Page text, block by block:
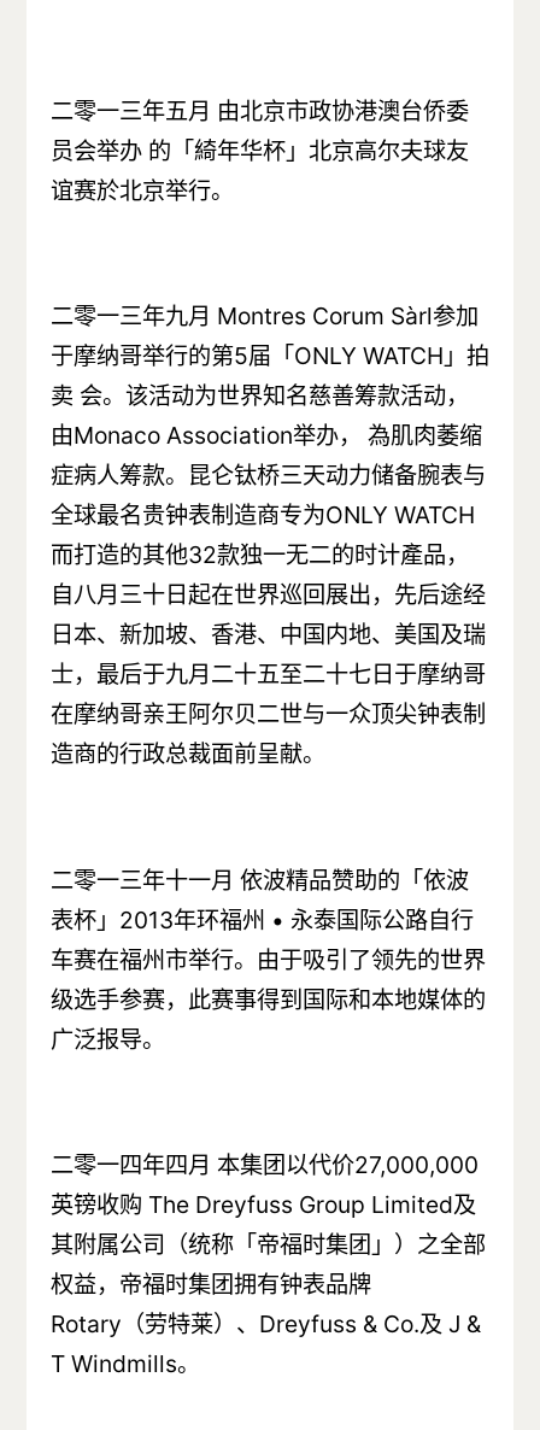
二零一三年五月 由北京市政协港澳台侨委
员会举办 的「綺年华杯」北京高尔夫球友
谊赛於北京举行。
二零一三年九月 Montres Corum Sàrl参加
于摩纳哥举行的第5届「ONLY WATCH」拍
卖 会。该活动为世界知名慈善筹款活动，
由Monaco Association举办， 為肌肉萎缩
症病人筹款。昆仑钛桥三天动力储备腕表与
全球最名贵钟表制造商专为ONLY WATCH
而打造的其他32款独一无二的时计產品，
自八月三十日起在世界巡回展出，先后途经
日本、新加坡、香港、中国内地、美国及瑞
士，最后于九月二十五至二十七日于摩纳哥
在摩纳哥亲王阿尔贝二世与一众顶尖钟表制
造商的行政总裁面前呈献。
二零一三年十一月 依波精品赞助的「依波
表杯」2013年环福州 • 永泰国际公路自行
车赛在福州市举行。由于吸引了领先的世界
级选手参赛，此赛事得到国际和本地媒体的
广泛报导。
二零一四年四月 本集团以代价27,000,000
英镑收购 The Dreyfuss Group Limited及
其附属公司（统称「帝福时集团」）之全部
权益，帝福时集团拥有钟表品牌
Rotary（劳特莱）、Dreyfuss & Co.及 J &
T Windmills。